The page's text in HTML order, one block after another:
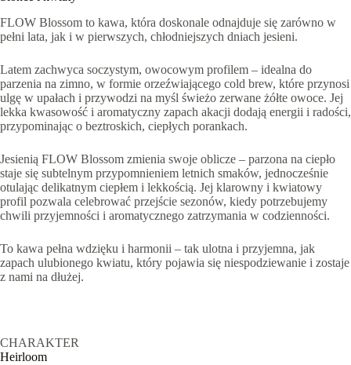
FLOW Blossom to kawa, która doskonale odnajduje się zarówno w
pełni lata, jak i w pierwszych, chłodniejszych dniach jesieni.
Latem zachwyca soczystym, owocowym profilem – idealna do
parzenia na zimno, w formie orzeźwiającego cold brew, które przynosi
ulgę w upałach i przywodzi na myśl świeżo zerwane żółte owoce. Jej
lekka kwasowość i aromatyczny zapach akacji dodają energii i radości,
przypominając o beztroskich, ciepłych porankach.
Jesienią FLOW Blossom zmienia swoje oblicze – parzona na ciepło
staje się subtelnym przypomnieniem letnich smaków, jednocześnie
otulając delikatnym ciepłem i lekkością. Jej klarowny i kwiatowy
profil pozwala celebrować przejście sezonów, kiedy potrzebujemy
chwili przyjemności i aromatycznego zatrzymania w codzienności.
To kawa pełna wdzięku i harmonii – tak ulotna i przyjemna, jak
zapach ulubionego kwiatu, który pojawia się niespodziewanie i zostaje
z nami na dłużej.
CHARAKTER
Heirloom